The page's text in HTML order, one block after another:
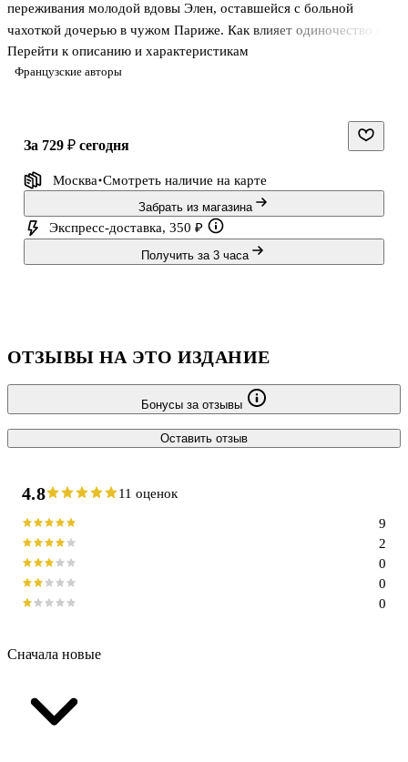
Французские авторы
переживания молодой вдовы Элен, оставшейся с больной
чахоткой дочерью в чужом Париже. Как влияет одиночество на
женщину и может ли она оградить себя от существующих
соблазнов? Может ли благодарность за помощь в спасении
автор подробно описывает душевные терзания Элен Гранжан и
любовником и новый брак.
Перейти к описанию и характеристикам
за 729 ₽ сегодня
Москва Смотреть наличие на карте
Забрать из магазина
Экспресс-доставка, 350 ₽
Получить за 3 часа
ОТЗЫВЫ НА ЭТО ИЗДАНИЕ
Бонусы за отзывы
Оставить отзыв
4.8 11 оценок
0
0
0
2
9
Сначала новые